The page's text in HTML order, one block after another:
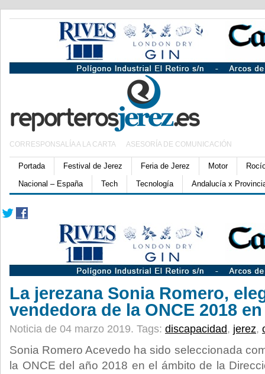
CORRESPONSALÍA A LA CARTA ASESORÍA DE COMUNICACIÓN
Portada Festival de Jerez Feria de Jerez Motor
Nacional – España
Tech Tecnología Andalucía x
La jerezana Sonia Romero,
vendedora de la ONCE 2018
Noticia de 04 marzo 2019. Tags: discapacidad, jerez,
Sonia Romero Acevedo ha sido seleccionada
la ONCE del año 2018 en el ámbito de la